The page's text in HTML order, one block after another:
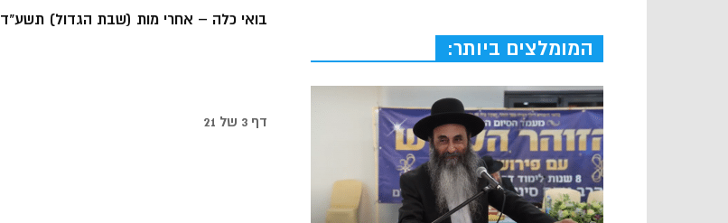
בואי כלה – אחרי מות (שבת הגדול) תשע"ד
דף 3 של 21
המומלצים ביותר: